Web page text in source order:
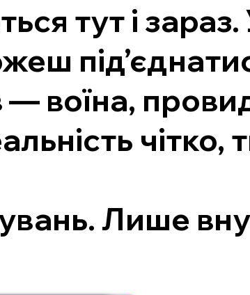
тут і
— воїна,
чітко,
Лише